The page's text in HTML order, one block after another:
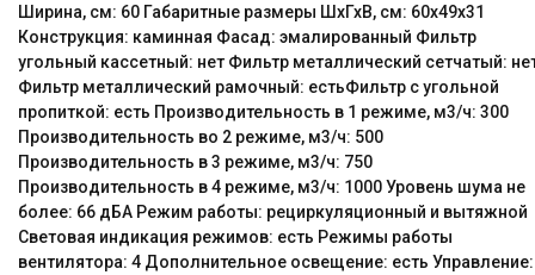
Ширина, см: 60 Габаритные размеры ШхГхВ, см: 60x49x31
Конструкция: каминная Фасад: эмалированный Фильтр
угольный кассетный: нет Фильтр металлический сетчатый:
Фильтр металлический рамочный: естьФильтр с угольной
пропиткой: есть Производительность в 1 режиме, м3/ч: 300
Производительность во 2 режиме, м3/ч: 500
Производительность в 3 режиме, м3/ч: 750
Производительность в 4 режиме, м3/ч: 1000 Уровень шума не
более: 66 дБА Режим работы: рециркуляционный и вытяжной
Световая индикация режимов: есть Режимы работы
вентилятора: 4 Дополнительное освещение: есть Управление: